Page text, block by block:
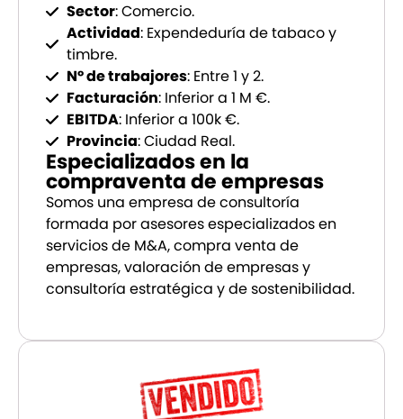
Sector: Comercio.
Actividad: Expendeduría de tabaco y
timbre.
Nº de trabajores: Entre 1 y 2.
Facturación: Inferior a 1 M €.
EBITDA: Inferior a 100k €.
Provincia: Ciudad Real.
Especializados en la
compraventa de empresas
Somos una empresa de consultoría
formada por asesores especializados en
servicios de M&A, compra venta de
empresas, valoración de empresas y
consultoría estratégica y de sostenibilidad.